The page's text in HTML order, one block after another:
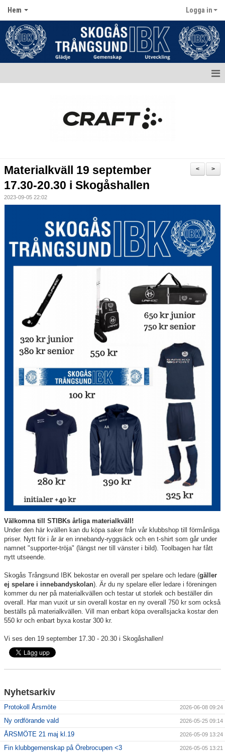
Hem Logga in
Matcher
Avgifter
>
<
Materialkväll 19 september
17.30-20.30 i Skogåshallen
2023-09-05 22:02
Välkomna till STIBKs årliga materialkväll!
Under den här kvällen kan du köpa saker från vår klubbshop till förmånliga
priser. Nytt för i år är en innebandy-ryggsäck och en t-shirt som går under
namnet "supporter-tröja" (längst ner till vänster i bild). Toolbagen har fått
nytt utseende.
Skogås Trångsund IBK bekostar en overall per spelare och ledare (gäller
ej spelare i innebandyskolan). Är du ny spelare eller ledare i föreningen
kommer du ner på materialkvällen och testar ut storlek och beställer din
overall. Har man vuxit ur sin overall kostar en ny overall 750 kr som också
beställs på materialkvällen. Vill man enbart köpa overallsjacka kostar den
550 kr och enbart byxa kostar 300 kr.
Vi ses den 19 september 17.30 - 20.30 i Skogåshallen!
Nyhetsarkiv
Protokoll Årsmöte 2026-06-08 09:24
Ny ordförande vald 2026-05-25 09:14
ÅRSMÖTE 21 maj kl.19 2026-05-09 13:24
Fin klubbgemenskap på Örebrocupen <3 2026-05-05 13:21